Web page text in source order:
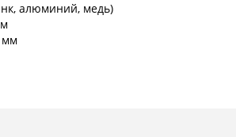
алюминий, медь)
мм